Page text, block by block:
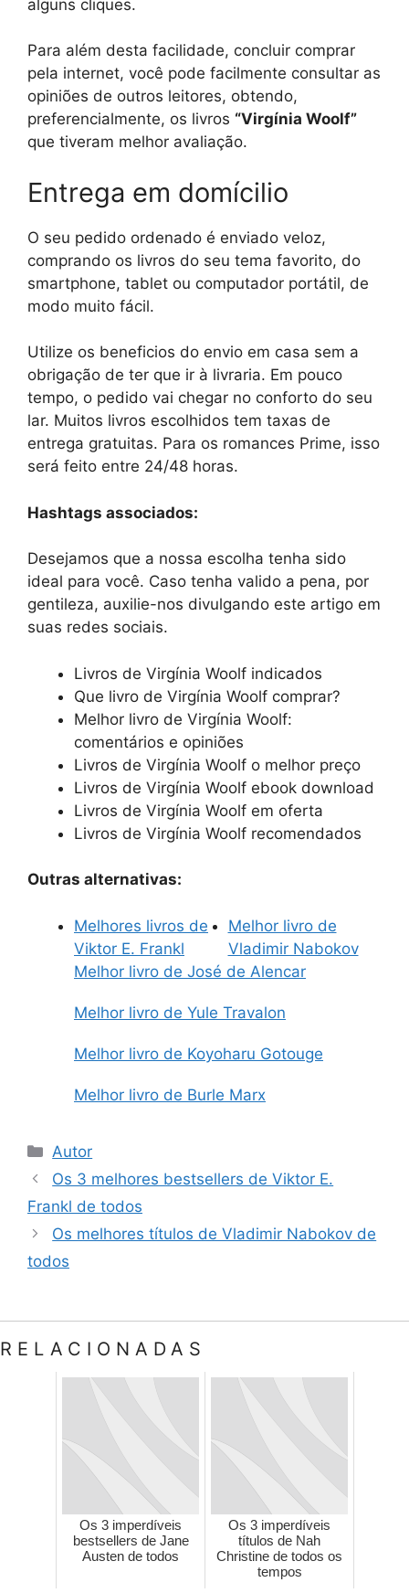
alguns cliques.
Para além desta facilidade, concluir comprar
pela internet, você pode facilmente consultar as
opiniões de outros leitores, obtendo,
preferencialmente, os livros “Virgínia Woolf”
que tiveram melhor avaliação.
Entrega em domícilio
O seu pedido ordenado é enviado veloz,
comprando os livros do seu tema favorito, do
smartphone, tablet ou computador portátil, de
modo muito fácil.
Utilize os beneficios do envio em casa sem a
obrigação de ter que ir à livraria. Em pouco
tempo, o pedido vai chegar no conforto do seu
lar. Muitos livros escolhidos tem taxas de
entrega gratuitas. Para os romances Prime, isso
será feito entre 24/48 horas.
Hashtags associados:
Desejamos que a nossa escolha tenha sido
ideal para você. Caso tenha valido a pena, por
gentileza, auxilie-nos divulgando este artigo em
suas redes sociais.
Livros de Virgínia Woolf indicados
Que livro de Virgínia Woolf comprar?
Melhor livro de Virgínia Woolf:
comentários e opiniões
Livros de Virgínia Woolf o melhor preço
Livros de Virgínia Woolf ebook download
Livros de Virgínia Woolf em oferta
Livros de Virgínia Woolf recomendados
Outras alternativas:
Melhores livros de
Viktor E. Frankl
Melhor livro de
Vladimir Nabokov
Melhor livro de José de Alencar
Melhor livro de Yule Travalon
Melhor livro de Koyoharu Gotouge
Melhor livro de Burle Marx
Categorias
Autor
Os 3 melhores bestsellers de Viktor E.
Frankl de todos
Os melhores títulos de Vladimir Nabokov de
todos
RELACIONADAS
Os 3 imperdíveis
bestsellers de Jane
Austen de todos
Os 3 imperdíveis
títulos de Nah
Christine de todos os
tempos